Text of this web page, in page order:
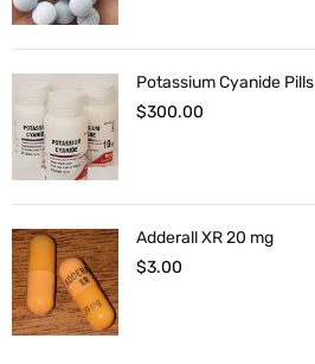
Potassium Cyanide Pills
$300.00
Adderall XR 20 mg
$3.00